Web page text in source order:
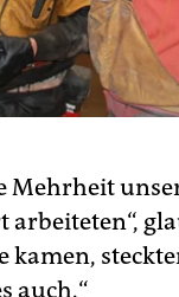
Mehrheit
arbeiteten“,
kamen,
auch.“